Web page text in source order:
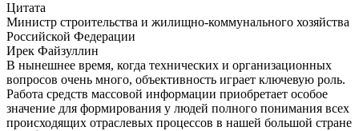
Цитата
Министр строительства и жилищно-коммунального хозяйства
Российской Федерации
Ирек Файзуллин
В нынешнее время, когда технических и организационных
вопросов очень много, объективность играет ключевую роль.
Работа средств массовой информации приобретает особое
значение для формирования у людей полного понимания всех
происходящих отраслевых процессов в нашей большой стране